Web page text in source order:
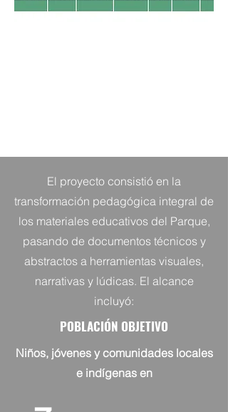
El proyecto consistió en la
transformación pedagógica integral de
los materiales educativos del Parque,
pasando de documentos técnicos y
abstractos a herramientas visuales,
narrativas y lúdicas. El alcance
incluyó:
POBLACIÓN OBJETIVO
Niños, jóvenes y comunidades locales
e indígenas en